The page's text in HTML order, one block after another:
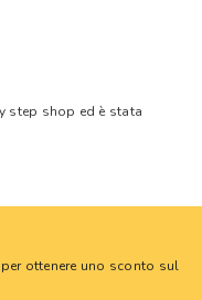
step shop ed è stata
ottenere uno sconto sul